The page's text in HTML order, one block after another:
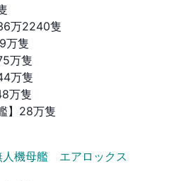
万2240隻
万隻
万隻
万隻
万隻
】28万隻
人機母艦 エアロックス